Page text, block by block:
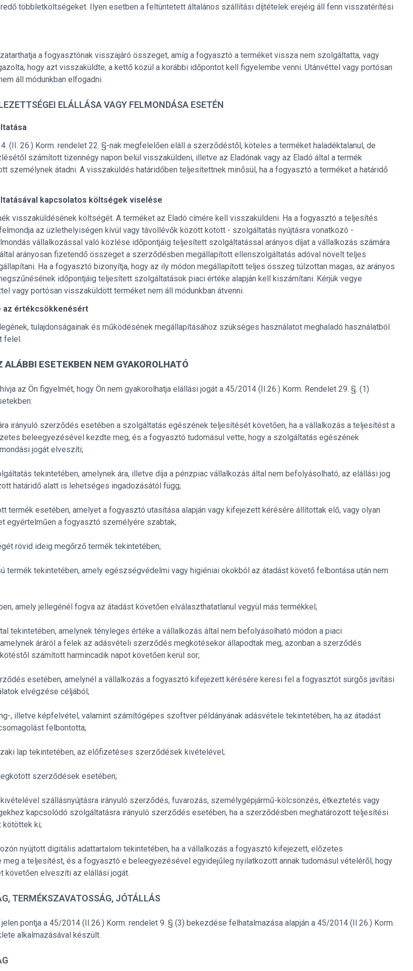
többletköltségeket. Ilyen esetben a feltüntetett általános szállítási díjtételek erejéig áll fenn visszatérítési
a fogyasztónak visszajáró összeget, amíg a fogyasztó a terméket vissza nem szolgáltatta, vagy
hogy azt visszaküldte; a kettő közül a korábbi időpontot kell figyelembe venni. Utánvéttel vagy portósan
áll módunkban elfogadni.
ELÁLLÁSA VAGY FELMONDÁSA ESETÉN
(II. 26.) Korm. rendelet 22. §-nak megfelelően eláll a szerződéstől, köteles a terméket haladéktalanul, de
számított tizennégy napon belül visszaküldeni, illetve az Eladónak vagy az Eladó által a termék
személynek átadni. A visszaküldés határidőben teljesítettnek minősül, ha a fogyasztó a terméket a határidő
kapcsolatos költségek viselése
visszaküldésének költségét. A terméket az Eladó címére kell visszaküldeni. Ha a fogyasztó a teljesítés
az üzlethelyiségen kívül vagy távollévők között kötött - szolgáltatás nyújtásra vonatkozó -
vállalkozással való közlése időpontjáig teljesített szolgáltatással arányos díjat a vállalkozás számára
arányosan fizetendő összeget a szerződésben megállapított ellenszolgáltatás adóval növelt teljes
Ha a fogyasztó bizonyítja, hogy az ily módon megállapított teljes összeg túlzottan magas, az arányos
időpontjáig teljesített szolgáltatások piaci értéke alapján kell kiszámítani. Kérjük vegye
vagy portósan visszaküldött terméket nem áll módunkban átvenni.
az értékcsökkenésért
tulajdonságainak és működésének megállapításához szükséges használatot meghaladó használatból
felel.
ESETEKBEN NEM GYAKOROLHATÓ
az Ön figyelmét, hogy Ön nem gyakorolhatja elállási jogát a 45/2014 (II.26.) Korm. Rendelet 29. §. (1)
irányuló szerződés esetében a szolgáltatás egészének teljesítését követően, ha a vállalkozás a teljesítést a
beleegyezésével kezdte meg, és a fogyasztó tudomásul vette, hogy a szolgáltatás egészének
jogát elveszíti;
tekintetében, amelynek ára, illetve díja a pénzpiac vállalkozás által nem befolyásolható, az elállási jog
határidő alatt is lehetséges ingadozásától függ;
termék esetében, amelyet a fogyasztó utasítása alapján vagy kifejezett kérésére állítottak elő, vagy olyan
egyértelműen a fogyasztó személyére szabtak;
rövid ideig megőrző termék tekintetében;
termék tekintetében, amely egészségvédelmi vagy higiéniai okokból az átadást követő felbontása után nem
amely jellegénél fogva az átadást követően elválaszthatatlanul vegyül más termékkel;
tekintetében, amelynek tényleges értéke a vállalkozás által nem befolyásolható módon a piaci
áráról a felek az adásvételi szerződés megkötésekor állapodtak meg, azonban a szerződés
számított harmincadik napot követően kerül sor;
esetében, amelynél a vállalkozás a fogyasztó kifejezett kérésére keresi fel a fogyasztót sürgős javítási
elvégzése céljából;
, illetve képfelvétel, valamint számítógépes szoftver példányának adásvétele tekintetében, ha az átadást
felbontotta;
lap tekintetében, az előfizetéses szerződések kivételével;
szerződések esetében;
szállásnyújtásra irányuló szerződés, fuvarozás, személygépjármű-kölcsönzés, étkeztetés vagy
kapcsolódó szolgáltatásra irányuló szerződés esetében, ha a szerződésben meghatározott teljesítési
kötöttek ki;
nyújtott digitális adattartalom tekintetében, ha a vállalkozás a fogyasztó kifejezett, előzetes
a teljesítést, és a fogyasztó e beleegyezésével egyidejűleg nyilatkozott annak tudomásul vételéről, hogy
követően elveszíti az elállási jogát.
TERMÉKSZAVATOSSÁG, JÓTÁLLÁS
pontja a 45/2014 (II.26.) Korm. rendelet 9. § (3) bekezdése felhatalmazása alapján a 45/2014 (II.26.) Korm.
alkalmazásával készült.